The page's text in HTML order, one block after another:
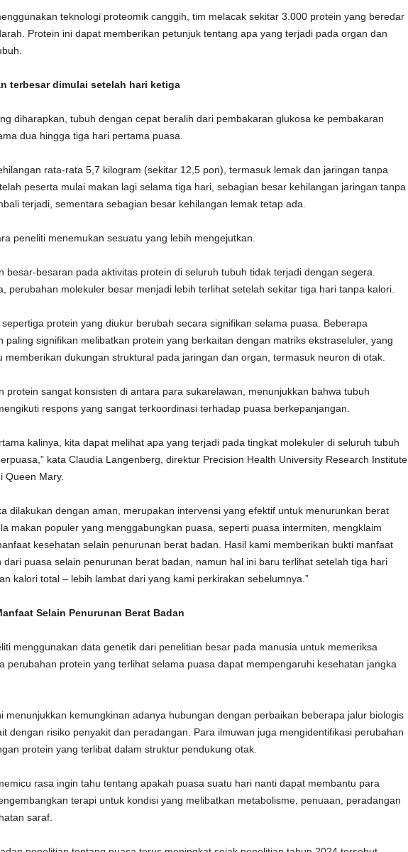
teknologi proteomik canggih, tim melacak sekitar 3.000 protein yang beredar
Protein ini dapat memberikan petunjuk tentang apa yang terjadi pada organ dan
terbesar dimulai setelah hari ketiga
diharapkan, tubuh dengan cepat beralih dari pembakaran glukosa ke pembakaran
dua hingga tiga hari pertama puasa.
rata-rata 5,7 kilogram (sekitar 12,5 pon), termasuk lemak dan jaringan tanpa
peserta mulai makan lagi selama tiga hari, sebagian besar kehilangan jaringan tanpa
terjadi, sementara sebagian besar kehilangan lemak tetap ada.
peneliti menemukan sesuatu yang lebih mengejutkan.
besar-besaran pada aktivitas protein di seluruh tubuh tidak terjadi dengan segera.
perubahan molekuler besar menjadi lebih terlihat setelah sekitar tiga hari tanpa kalori.
protein yang diukur berubah secara signifikan selama puasa. Beberapa
paling signifikan melibatkan protein yang berkaitan dengan matriks ekstraseluler, yang
memberikan dukungan struktural pada jaringan dan organ, termasuk neuron di otak.
protein sangat konsisten di antara para sukarelawan, menunjukkan bahwa tubuh
respons yang sangat terkoordinasi terhadap puasa berkepanjangan.
kalinya, kita dapat melihat apa yang terjadi pada tingkat molekuler di seluruh tubuh
kata Claudia Langenberg, direktur Precision Health University Research Institute
Queen Mary.
dilakukan dengan aman, merupakan intervensi yang efektif untuk menurunkan berat
makan populer yang menggabungkan puasa, seperti puasa intermiten, mengklaim
kesehatan selain penurunan berat badan. Hasil kami memberikan bukti manfaat
dari puasa selain penurunan berat badan, namun hal ini baru terlihat setelah tiga hari
kalori total – lebih lambat dari yang kami perkirakan sebelumnya.”
Selain Penurunan Berat Badan
menggunakan data genetik dari penelitian besar pada manusia untuk memeriksa
perubahan protein yang terlihat selama puasa dapat mempengaruhi kesehatan jangka
menunjukkan kemungkinan adanya hubungan dengan perbaikan beberapa jalur biologis
dengan risiko penyakit dan peradangan. Para ilmuwan juga mengidentifikasi perubahan
protein yang terlibat dalam struktur pendukung otak.
rasa ingin tahu tentang apakah puasa suatu hari nanti dapat membantu para
terapi untuk kondisi yang melibatkan metabolisme, penuaan, peradangan
saraf.